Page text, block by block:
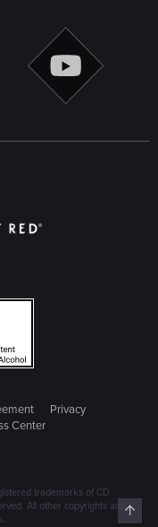
Privacy
Center
trademarks of CD
All other copyrights and
Top